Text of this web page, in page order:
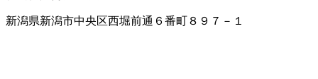
新潟県新潟市中央区西堀前通６番町８９７－１